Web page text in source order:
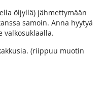
öljyllä) jähmettymään
samoin. Anna hyytyä
valkosuklaalla.
(riippuu muotin